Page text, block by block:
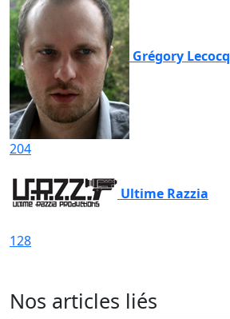
Grégory Lecocq
204
Ultime Razzia
128
Nos articles liés